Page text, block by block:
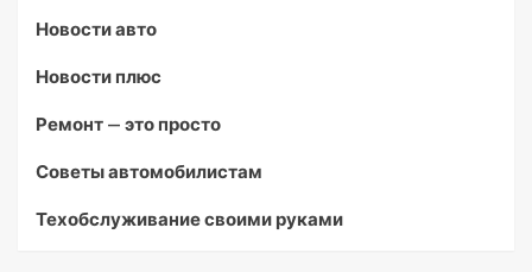
Новости авто
Новости плюс
Ремонт — это просто
Советы автомобилистам
Техобслуживание своими руками